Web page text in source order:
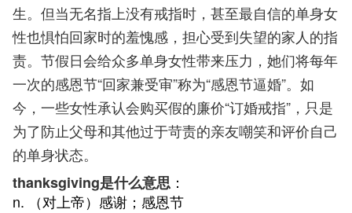
生。但当无名指上没有戒指时，甚至最自信的单身女
性也惧怕回家时的羞愧感，担心受到失望的家人的指
责。节假日会给众多单身女性带来压力，她们将每年
一次的感恩节“回家兼受审”称为“感恩节逼婚”。如
今，一些女性承认会购买假的廉价“订婚戒指”，只是
为了防止父母和其他过于苛责的亲友嘲笑和评价自己
的单身状态。
thanksgiving是什么意思 ：
n. （对上帝）感谢；感恩节